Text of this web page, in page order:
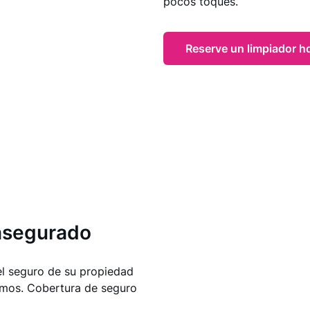
Reserve un limpiador
seguro de su propiedad
Cobertura de seguro